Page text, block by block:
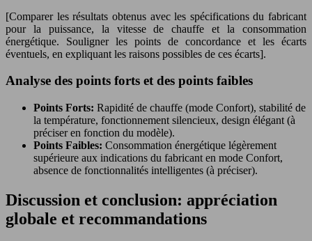
[Comparer les résultats obtenus avec les spécifications du fabricant
pour la puissance, la vitesse de chauffe et la consommation
énergétique. Souligner les points de concordance et les écarts
éventuels, en expliquant les raisons possibles de ces écarts].
Analyse des points forts et des points faibles
Points Forts: Rapidité de chauffe (mode Confort), stabilité de
la température, fonctionnement silencieux, design élégant (à
préciser en fonction du modèle).
Points Faibles: Consommation énergétique légèrement
supérieure aux indications du fabricant en mode Confort,
absence de fonctionnalités intelligentes (à préciser).
Discussion et conclusion: appréciation
globale et recommandations